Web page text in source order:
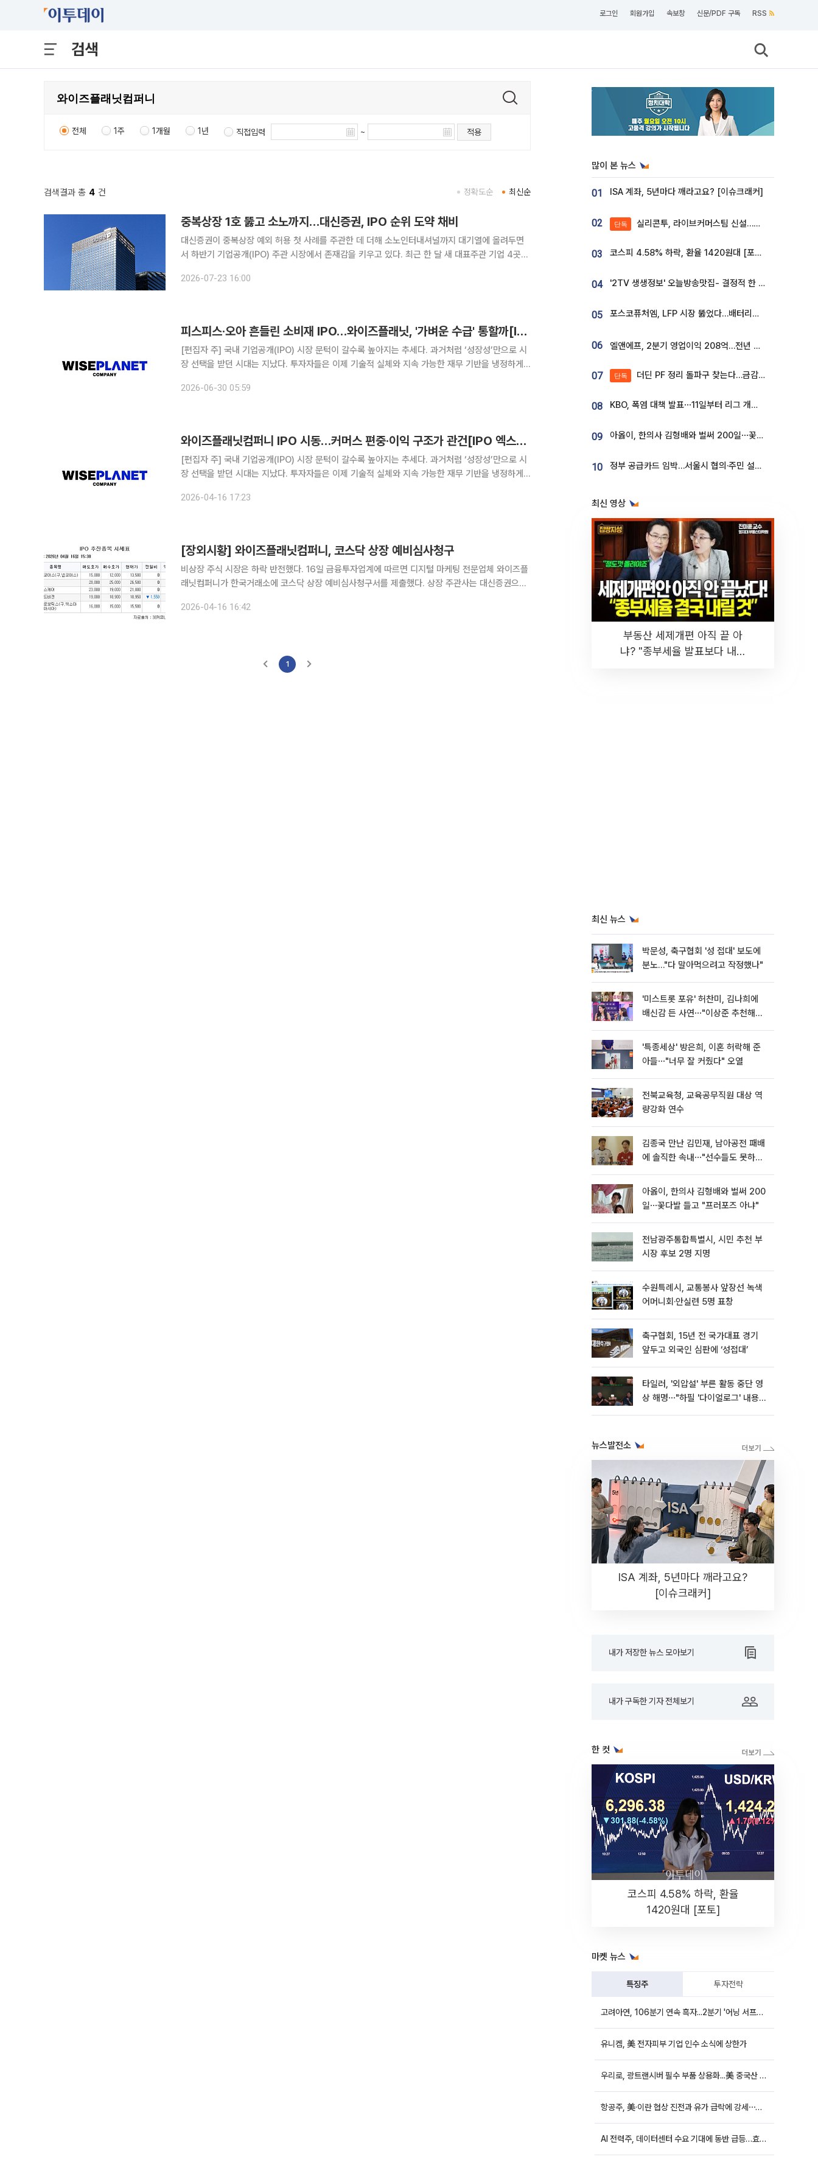
로그인 회원가입 속보창 신문/PDF 구독 RSS
검색
전체 1주 1개월 1년 직접입력 ~ 적용
검색결과 총 4 건 최신순
정확도순
중복상장 1호 뚫고 소노까지…대신증권, IPO 순위 도약 채비
대신증권이 중복상장 예외 허용 첫 사례를 주관한 데 더해 소노인터내셔널까지 대기열에 올려두면
서 하반기 기업공개(IPO) 주관 시장에서 존재감을 키우고 있다. 최근 한 달 새 대표주관 기업 4곳이
평가가 나온다. 23일 한국거래소에 따르면 대신증권이 대표주관을
2026-07-23 16:00
피스피스·오아 흔들린 소비재 IPO…와이즈플래닛, '가벼운 수급' 통할까[IPO 엑스레이]
[편집자 주] 국내 기업공개(IPO) 시장 문턱이 갈수록 높아지는 추세다. 과거처럼 ‘성장성’만으로 시
장 선택을 받던 시대는 지났다. 투자자들은 이제 기술적 실체와 지속 가능한 재무 기반을 냉정하게
섰다. 본지는 상장을 앞둔 기업의 기술 경쟁력과 재무 건전성을
2026-06-30 05:59
와이즈플래닛컴퍼니 IPO 시동…커머스 편중·이익 구조가 관건[IPO 엑스레이]
[편집자 주] 국내 기업공개(IPO) 시장 문턱이 갈수록 높아지는 추세다. 과거처럼 ‘성장성’만으로 시
장 선택을 받던 시대는 지났다. 투자자들은 이제 기술적 실체와 지속 가능한 재무 기반을 냉정하게
섰다. 본지는 상장을 앞둔 기업의 기술 경쟁력과 재무 건전성을
2026-04-16 17:23
[장외시황] 와이즈플래닛컴퍼니, 코스닥 상장 예비심사청구
비상장 주식 시장은 하락 반전했다. 16일 금융투자업계에 따르면 디지털 마케팅 전문업체 와이즈플
래닛컴퍼니가 한국거래소에 코스닥 상장 예비심사청구서를 제출했다. 상장 주관사는 대신증권으로,
장치 전문기업 레메디와 특수 목적용 항법 및 항재밍 토탈 솔루션
2026-04-16 16:42
1
많이 본 뉴스
01 ISA 계좌, 5년마다 깨라고요? [이슈크래커]
02 단독 실리콘투, 라이브커머스팀 신설…K뷰티 ‘글로벌 판매망’ 확대[K뷰티 라방戰]
03 코스피 4.58% 하락, 환율 1420원대 [포토]
04 '2TV 생생정보' 오늘방송맛집- 결정적 한 수, 3종 메밀면! 메밀 소바 맛집 '의○○○○'
05 포스코퓨처엠, LFP 시장 뚫었다…배터리사와 대규모 장기 공급 합의
06 엘앤에프, 2분기 영업이익 208억…전년 比 흑자전환
07 단독 더딘 PF 정리 돌파구 찾는다…금감원, 1년 반 만에 매각설명회 재개
08 KBO, 폭염 대책 발표⋯11일부터 리그 개시ㆍ경기 오후 7시 시작
09 아옳이, 한의사 김형배와 벌써 200일⋯꽃다발 들고 "프러포즈 아냐"
10 정부 공급카드 임박…서울시 협의·주민 설득이 성패 가른다 [부동산 해법 전쟁]
최신 영상
부동산 세제개편 아직 끝 아
냐? "종부세율 발표보다 내릴
최신 뉴스
박문성, 축구협회 '성 접대' 보도에
분노…"다 말아먹으려고 작정했나"
'미스트롯 포유' 허찬미, 김나희에
배신감 든 사연⋯"이상준 추천해주
'특종세상' 방은희, 이혼 허락해 준
아들⋯"너무 잘 커줬다" 오열
전북교육청, 교육공무직원 대상 역
량강화 연수
김종국 만난 김민재, 남아공전 패배
에 솔직한 속내⋯"선수들도 못하긴
아옳이, 한의사 김형배와 벌써 200
일⋯꽃다발 들고 "프러포즈 아냐"
전남광주통합특별시, 시민 추천 부
시장 후보 2명 지명
수원특례시, 교통봉사 앞장선 녹색
어머니회·안실련 5명 표창
축구협회, 15년 전 국가대표 경기
앞두고 외국인 심판에 ‘성접대’
타일러, '외압설' 부른 활동 중단 영
상 해명⋯"하필 '다이얼로그' 내용이
뉴스발전소
ISA 계좌, 5년마다 깨라고요?
[이슈크래커]
내가 저장한 뉴스 모아보기
내가 구독한 기자 전체보기
한 컷
코스피 4.58% 하락, 환율
1420원대 [포토]
마켓 뉴스
특징주 투자전략
고려아연, 106분기 연속 흑자...2분기 '어닝 서프라이즈'에 장 초반 12%대 강세
유니켐, 美 전자피부 기업 인수 소식에 상한가
우리로, 광트랜시버 필수 부품 상용화...美 중국산 퇴출 추진에 상승세
항공주, 美·이란 협상 진전과 유가 급락에 강세⋯한진칼 8%↑
AI 전력주, 데이터센터 수요 기대에 동반 급등…효성중공업 10%↑